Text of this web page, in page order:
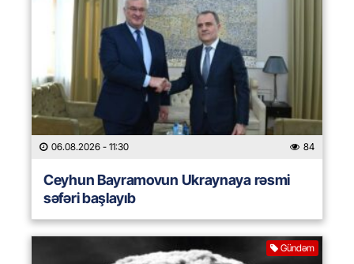
06.08.2026 - 11:30 84
Ceyhun Bayramovun Ukraynaya rəsmi
səfəri başlayıb
Gündəm